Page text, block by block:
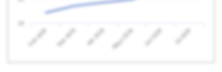
Feb 2026 Mar 2026 Abr 2026 Mayo 2026 Jun 2026 Jul 2026